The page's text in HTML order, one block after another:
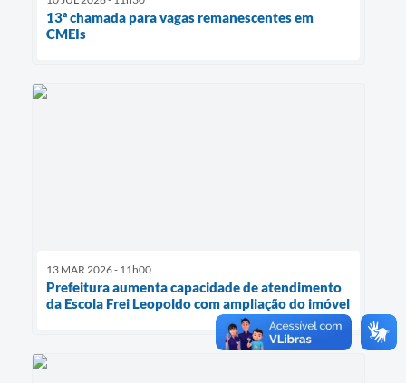
13ª chamada para vagas remanescentes em
CMEIs
13 MAR 2026 - 11h00
Prefeitura aumenta capacidade de atendimento
da Escola Frei Leopoldo com ampliação do imóvel